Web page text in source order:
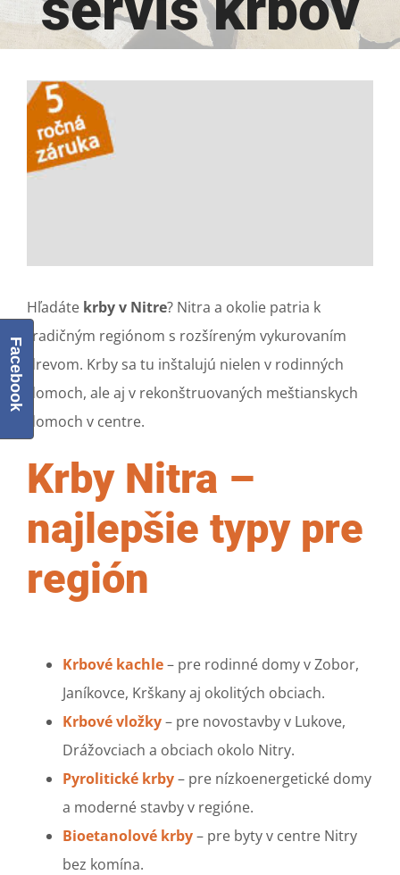
View
Larger
Image
Hľadáte krby v Nitre? Nitra a okolie patria k
tradičným regiónom s rozšíreným vykurovaním
drevom. Krby sa tu inštalujú nielen v rodinných
domoch, ale aj v rekonštruovaných meštianskych
domoch v centre.
Krby Nitra –
najlepšie typy pre
región
Krbové kachle– pre rodinné domy v Zobor,
Janíkovce, Krškany aj okolitých obciach.
Krbové vložky– pre novostavby v Lukove,
Drážovciach a obciach okolo Nitry.
Pyrolitické krby– pre nízkoenergetické domy
a moderné stavby v regióne.
Bioetanolové krby– pre byty v centre Nitry
bez komína.
Facebook